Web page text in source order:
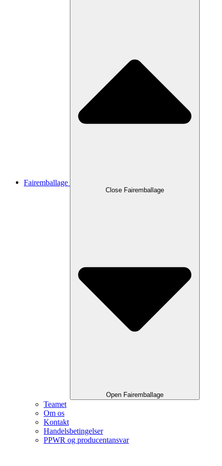
Fairemballage
Close Fairemballage
Open Fairemballage
Teamet
Om os
Kontakt
Handelsbetingelser
PPWR og producentansvar